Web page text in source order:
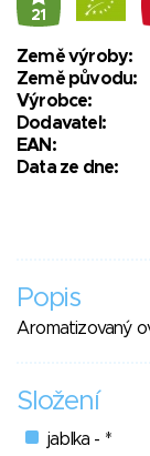
21
Země výroby:
Země původu:
Výrobce:
Dodavatel:
EAN:
Data ze dne:
Popis
Aromatizovaný
Složení
jablka - *